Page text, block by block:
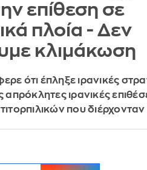
επίθεση σε
πλοία - Δεν
κλιμάκωση
ότι έπληξε ιρανικές
ιρανικές
που